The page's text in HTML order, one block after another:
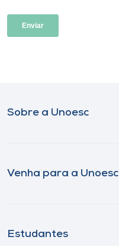
Sobre a Unoesc
Venha para a Unoesc
Estudantes